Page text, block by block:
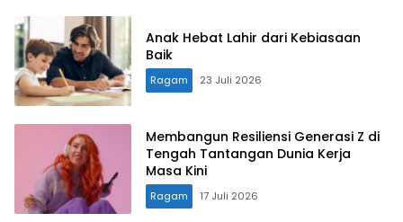
Anak Hebat Lahir dari Kebiasaan
Baik
Ragam 23 Juli 2026
Membangun Resiliensi Generasi Z di
Tengah Tantangan Dunia Kerja
Masa Kini
Ragam 17 Juli 2026